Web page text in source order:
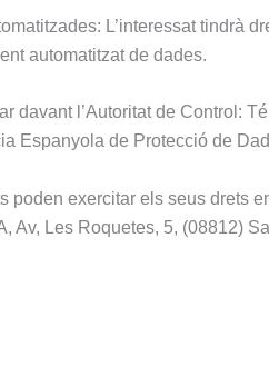
L’interessat tindrà
automatitzat de dades.
davant l’Autoritat de Control:
Espanyola de Protecció de
poden exercitar els seus drets
Av, Les Roquetes, 5, (08812)